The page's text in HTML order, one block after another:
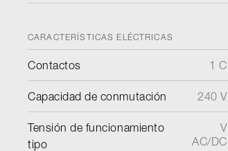
CARACTERÍSTICAS ELÉCTRICAS
Contactos 1 C
Capacidad de conmutación 240 V
Tensión de funcionamiento
tipo
V
AC/DC